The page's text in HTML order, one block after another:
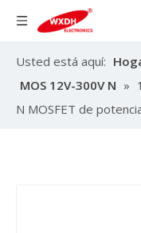
Usted está aquí:
MOS 12V-300V N »
N MOSFET de